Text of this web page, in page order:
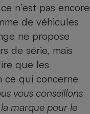
n’est pas encore
de véhicules
ne propose
de série, mais
que les
ce qui concerne
vous conseillons
marque pour le